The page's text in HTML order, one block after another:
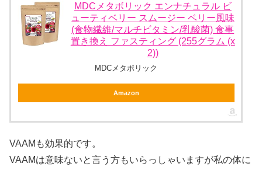
MDCメタボリック エンナチュラル ビ
ューティベリー スムージー ベリー風味
(食物繊維/マルチビタミン/乳酸菌) 食事
置き換え ファスティング (255グラム (x
2))
MDCメタボリック
Amazon
VAAMも効果的です。
VAAMは意味ないと言う方もいらっしゃいますが私の体に